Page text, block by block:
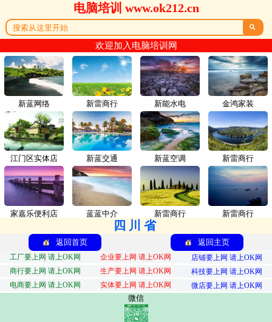
电脑培训 www.ok212.cn

欢迎加入电脑培训网
新蓝网络 新雷商行
江门区实体店 新蓝交通
家嘉乐便利店 蓝蓝中介
新能水电 金鸿家装
新蓝空调 新雷商行
新雷商行 新雷商行
四川省
返回首页 返回主页
工厂要上网 请上OK网 企业要上网 请上OK网
店铺要上网 请上OK网
商行要上网 请上OK网
生产要上网 请上OK网
科技要上网 请上OK网
电商要上网 请上OK网
实体要上网 请上OK网 微店要上网 请上OK网
微信